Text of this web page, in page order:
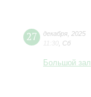
27 декабря 2025
11:30 Сб
Большой зал